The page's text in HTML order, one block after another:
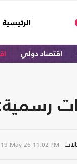
الرئيسية
(current)
اقتصاد دولي
19-May-26 11:02 PM